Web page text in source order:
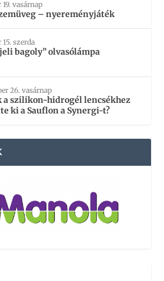
vasárnap
– nyereményjáték
szerda
bagoly” olvasólámpa
26. vasárnap
a szilikon-hidrogél lencsékhez
ki a Sauflon a Synergi-t?